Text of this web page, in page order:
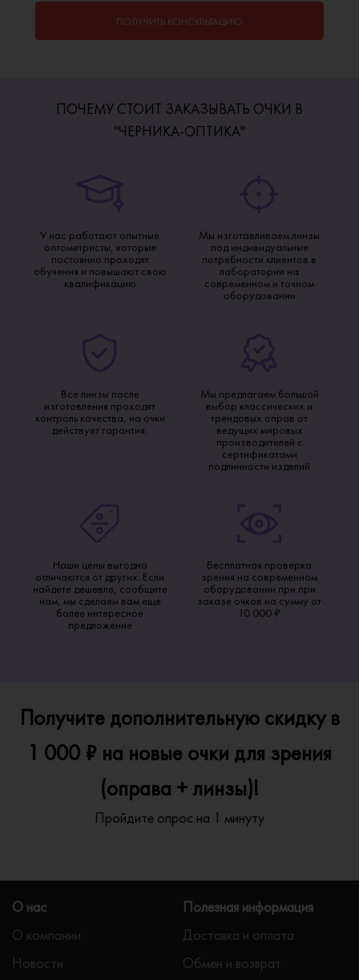
ПОЛУЧИТЬ КОНСУЛЬТАЦИЮ
ПОЧЕМУ СТОИТ ЗАКАЗЫВАТЬ ОЧКИ В
"ЧЕРНИКА-ОПТИКА"
У нас работают опытные
оптометристы, которые
постоянно проходят
обучения и повышают свою
квалификацию
Мы изготавливаем линзы
под индивидуальные
потребности клиентов в
лаборатории на
современном и точном
оборудовании
Все линзы после
изготовления проходят
контроль качества, на очки
действует гарантия.
Мы предлагаем большой
выбор классических и
трендовых оправ от
ведущих мировых
производителей с
сертификатами
подлинности изделий
Наши цены выгодно
отличаются от других. Если
найдете дешевле, сообщите
нам, мы сделаем вам еще
более интересное
предложение
Бесплатная проверка
зрения на современном
оборудовании при при
заказе очков на сумму от
10 000 ₽
Получите дополнительную скидку в
1 000 ₽ на новые очки для зрения
(оправа + линзы)!
Пройдите опрос на 1 минуту
О нас
О компании
Новости
Полезная информация
Доставка и оплата
Обмен и возврат